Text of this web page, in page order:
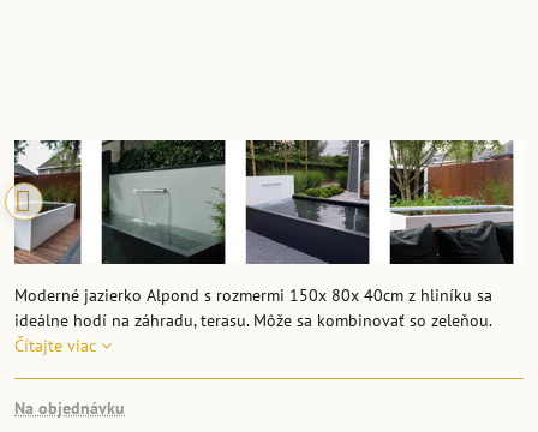
Moderné jazierko Alpond s rozmermi 150x 80x 40cm z hliníku sa
ideálne hodí na záhradu, terasu. Môže sa kombinovať so zeleňou.
Čítajte viac
Na objednávku